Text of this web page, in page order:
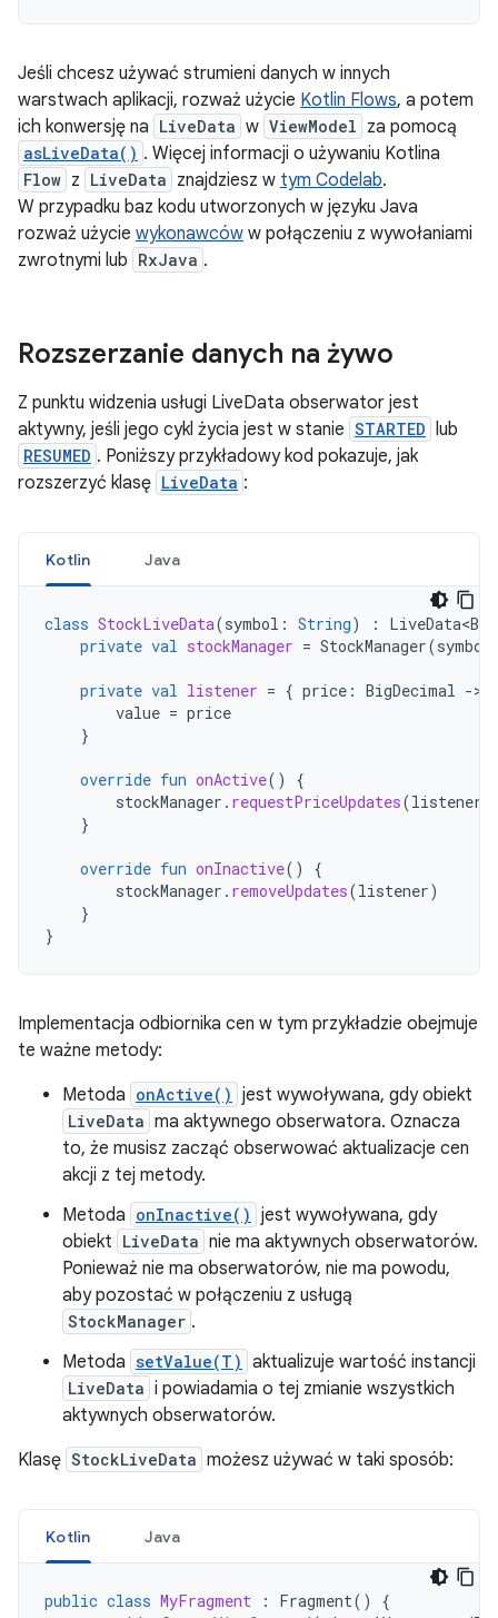
Jeśli chcesz używać strumieni danych w innych
warstwach aplikacji, rozważ użycie Kotlin Flows, a potem
ich konwersję na LiveData w ViewModel za pomocą
asLiveData() . Więcej informacji o używaniu Kotlina
Flow z LiveData znajdziesz w tym Codelab.
W przypadku baz kodu utworzonych w języku Java
rozważ użycie wykonawców w połączeniu z wywołaniami
zwrotnymi lub RxJava .
Rozszerzanie danych na żywo
Z punktu widzenia usługi LiveData obserwator jest
aktywny, jeśli jego cykl życia jest w stanie STARTED lub
RESUMED . Poniższy przykładowy kod pokazuje, jak
rozszerzyć klasę LiveData :
Kotlin Java
class StockLiveData(symbol : String) :
private val stockManager = StockManager(symbol
private val listener = { price : BigDecimal -
value = price
}
override fun onActive()
{
stockManager . requestPriceUpdates(listener
}
override fun onInactive()
{
stockManager . removeUpdates(listener)
}
}
Implementacja odbiornika cen w tym przykładzie obejmuje
te ważne metody:
Metoda onActive() jest wywoływana, gdy obiekt
LiveData ma aktywnego obserwatora. Oznacza
to, że musisz zacząć obserwować aktualizacje cen
akcji z tej metody.
Metoda onInactive() jest wywoływana, gdy
obiekt LiveData nie ma aktywnych obserwatorów.
Ponieważ nie ma obserwatorów, nie ma powodu,
aby pozostać w połączeniu z usługą
StockManager .
Metoda setValue(T) aktualizuje wartość instancji
LiveData i powiadamia o tej zmianie wszystkich
aktywnych obserwatorów.
Klasę StockLiveData możesz używać w taki sposób:
Kotlin Java
public class MyFragment : Fragment()
{